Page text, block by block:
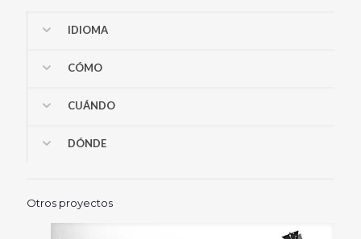
IDIOMA
CÓMO
CUÁNDO
DÓNDE
Otros proyectos